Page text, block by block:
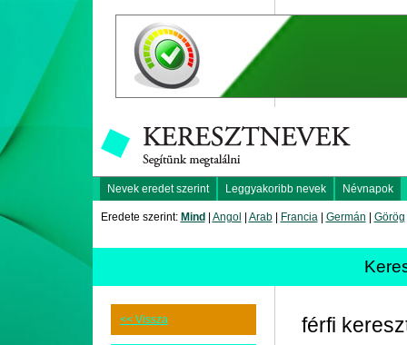
Nevek eredet szerint Leggyakoribb nevek Névnapok
Eredete szerint: Mind Angol Arab| Francia| Germán Görög
<< Vissza
férfi